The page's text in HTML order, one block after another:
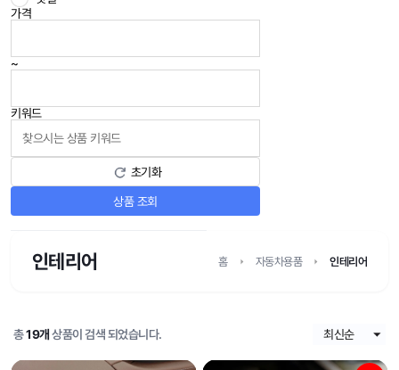
가격
~
키워드
초기화
상품 조회
인테리어 홈 자동차용품 인테리어
총19개 상품이 검색 되었습니다.